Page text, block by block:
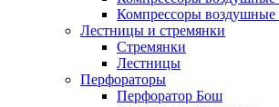
Компрессоры
Лестницы и стремянки
Стремянки
Лестницы
Перфораторы
Перфоратор Бош